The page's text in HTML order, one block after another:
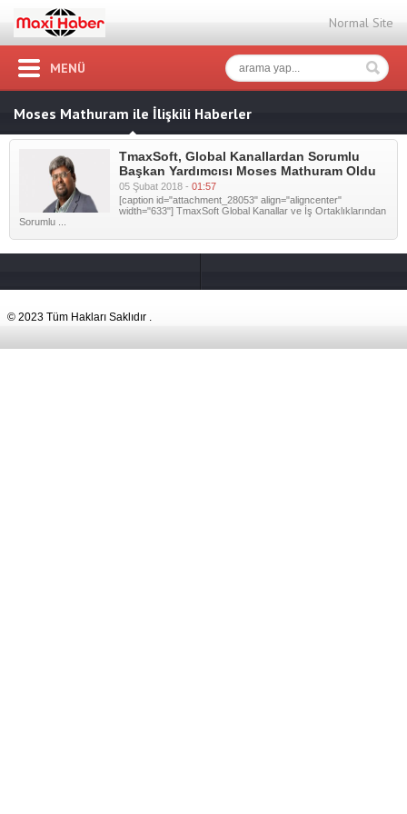
Normal Site
MENÜ
Moses Mathuram ile İlişkili Haberler
TmaxSoft, Global Kanallardan Sorumlu
Başkan Yardımcısı Moses Mathuram Oldu
05 Şubat 2018 - 01:57
[caption id="attachment_28053" align="aligncenter"
width="633"] TmaxSoft Global Kanallar ve İş Ortaklıklarından
Sorumlu ...
© 2023 Tüm Hakları Saklıdır .